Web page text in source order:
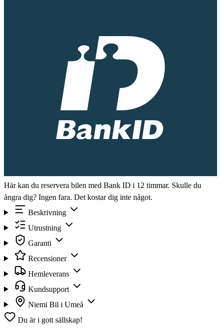
Här kan du reservera bilen med Bank ID i 12 timmar. Skulle du
ångra dig? Ingen fara. Det kostar dig inte något.
Beskrivning
Utrustning
Garanti
Recensioner
Hemleverans
Kundsupport
Niemi Bil i Umeå
Du är i gott sällskap!